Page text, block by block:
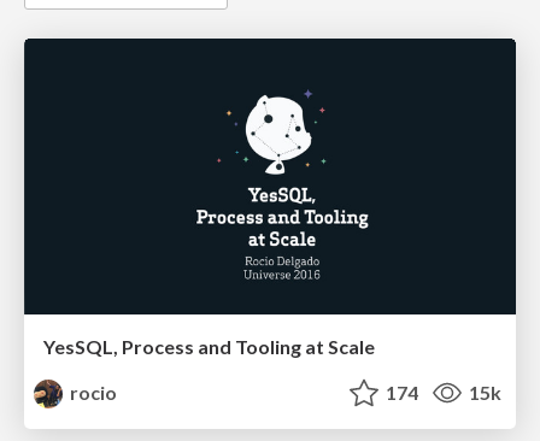
YesSQL, Process and Tooling at Scale
rocio
174 15k